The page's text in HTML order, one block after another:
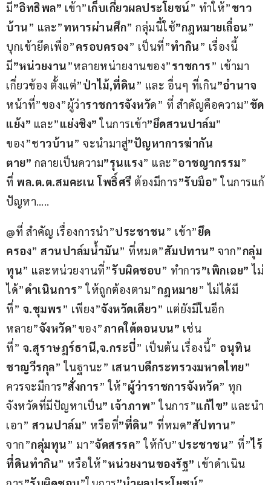
มี”อิทธิพล” เข้า”เก็บเกี่ยวผลประโยชน์” ทำให้”ชาว
บ้าน” และ”ทหารผ่านศึก” กลุ่มนี้ใช้”กฎหมายเถื่อน”
บุกเข้ายึดเพื่อ”ครอบครอง” เป็นที่”ทำกิน” เรื่องนี้
มี”หน่วยงาน”หลายหน่ายงานของ”ราชการ” เข้ามา
เกี่ยวข้อง ตั้งแต่”ป่าไม้,ที่ดิน” และ อื่นๆ ที่เกิน”อำนาจ
หน้าที่”ของ”ผู้ว่าราชการจังหวัด” ที่ สำคัญคือความ”ขัด
แย้ง” และ”แย่งชิง” ในการเข้า”ยึดสวนปาล์ม”
ของ”ชาวบ้าน” จะนำมาสู่”ปัญหาการฆ่ากัน
ตาย” กลายเป็นความ”รุนแรง” และ”อาชญากรรม”
ที่ พล.ต.ต.สมคะเน โพธิ์ศรี ต้องมีการ”รับมือ” ในการแก้
ปัญหา…..
@ที่ สำคัญ เรื่องการนำ”ประชาชน” เข้า”ยึด
ครอง” สวนปาล์มน้ำมัน” ที่หมด”สัมปทาน” จาก”กลุ่ม
ทุน” และหน่วยงานที่”รับผิดชอบ” ทำการ”เพิกเฉย” ไม่
ได้”ดำเนินการ” ให้ถูกต้องตาม”กฎหมาย” ไม่ได้มี
ที่” จ.ชุมพร” เพียง”จังหวัดเดียว” แต่ยังมีในอีก
หลาย”จังหวัด”ของ”ภาคใต้ตอนบน” เช่น
ที่” จ.สุราษฎร์ธานี,จ.กระบี่” เป็นต้น เรื่องนี้” อนุทิน
ชาญวีรกุล” ในฐานะ” เสนาบดีกระทรวงมหาดไทย”
ควรจะมีการ”สั่งการ” ให้”ผู้ว่าราชการจังหวัด” ทุก
จังหวัดที่มีปัญหาเป็น” เจ้าภาพ” ในการ”แก้ไข” และนำ
เอา” สวนปาล์ม” หรือที่”ที่ดิน” ที่หมด”สัปทาน”
จาก”กลุ่มทุน” มา”จัดสรรค” ให้กับ”ประชาชน” ที่”ไร้
ที่ดินทำกิน” หรือให้”หน่วยงานของรัฐ” เข้าดำเนิน